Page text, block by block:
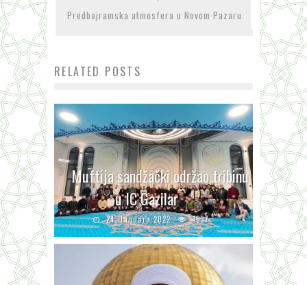
Predbajramska atmosfera u Novom Pazaru
RELATED POSTS
Muftija sandžački održao tribinu
u IC Gazilar
24. Januara 2022. 1537